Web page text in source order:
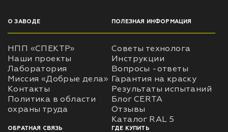
по
и эмали
О ЗАВОДЕ
НПП «СПЕКТР»
Наши проекты
Лаборатория
Миссия «Добрые дела»
Контакты
Политика в области
ПОЛЕЗНАЯ ИНФОРМАЦИЯ
Советы технолога
Инструкции
Вопросы -ответы
Гарантия на краску
Результаты испытаний
Блог CERTA
Отзывы
Каталог RAL 5
ОБРАТНАЯ СВЯЗЬ ГДЕ КУПИТЬ